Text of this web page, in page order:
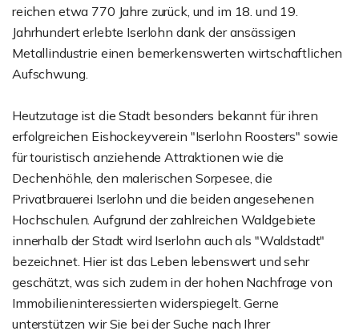
reichen etwa 770 Jahre zurück, und im 18. und 19.
Jahrhundert erlebte Iserlohn dank der ansässigen
Metallindustrie einen bemerkenswerten wirtschaftlichen
Aufschwung.
Heutzutage ist die Stadt besonders bekannt für ihren
erfolgreichen Eishockeyverein "Iserlohn Roosters" sowie
für touristisch anziehende Attraktionen wie die
Dechenhöhle, den malerischen Sorpesee, die
Privatbrauerei Iserlohn und die beiden angesehenen
Hochschulen. Aufgrund der zahlreichen Waldgebiete
innerhalb der Stadt wird Iserlohn auch als "Waldstadt"
bezeichnet. Hier ist das Leben lebenswert und sehr
geschätzt, was sich zudem in der hohen Nachfrage von
Immobilieninteressierten widerspiegelt. Gerne
unterstützen wir Sie bei der Suche nach Ihrer